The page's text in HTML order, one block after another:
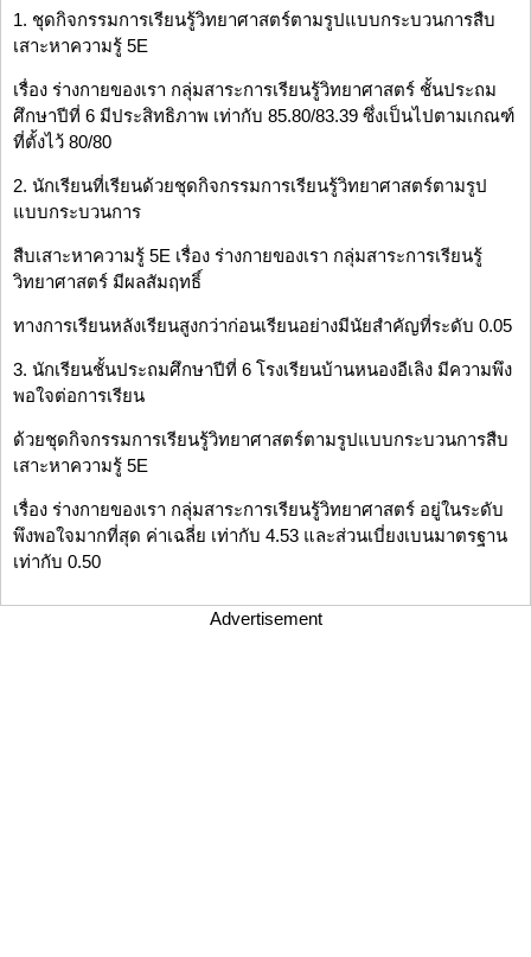
1. ชุดกิจกรรมการเรียนรู้วิทยาศาสตร์ตามรูปแบบกระบวนการสืบ
เสาะหาความรู้ 5E
เรื่อง ร่างกายของเรา กลุ่มสาระการเรียนรู้วิทยาศาสตร์ ชั้นประถม
ศึกษาปีที่ 6 มีประสิทธิภาพ เท่ากับ 85.80/83.39 ซึ่งเป็นไปตามเกณฑ์
ที่ตั้งไว้ 80/80
2. นักเรียนที่เรียนด้วยชุดกิจกรรมการเรียนรู้วิทยาศาสตร์ตามรูป
แบบกระบวนการ
สืบเสาะหาความรู้ 5E เรื่อง ร่างกายของเรา กลุ่มสาระการเรียนรู้
วิทยาศาสตร์ มีผลสัมฤทธิ์
ทางการเรียนหลังเรียนสูงกว่าก่อนเรียนอย่างมีนัยสำคัญที่ระดับ 0.05
3. นักเรียนชั้นประถมศึกษาปีที่ 6 โรงเรียนบ้านหนองอีเลิง มีความพึง
พอใจต่อการเรียน
ด้วยชุดกิจกรรมการเรียนรู้วิทยาศาสตร์ตามรูปแบบกระบวนการสืบ
เสาะหาความรู้ 5E
เรื่อง ร่างกายของเรา กลุ่มสาระการเรียนรู้วิทยาศาสตร์ อยู่ในระดับ
พึงพอใจมากที่สุด ค่าเฉลี่ย เท่ากับ 4.53 และส่วนเบี่ยงเบนมาตรฐาน
เท่ากับ 0.50
Advertisement